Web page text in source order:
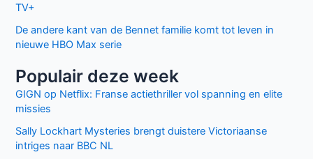
TV+
De andere kant van de Bennet familie komt tot leven in
nieuwe HBO Max serie
Populair deze week
GIGN op Netflix: Franse actiethriller vol spanning en elite
missies
Sally Lockhart Mysteries brengt duistere Victoriaanse
intriges naar BBC NL